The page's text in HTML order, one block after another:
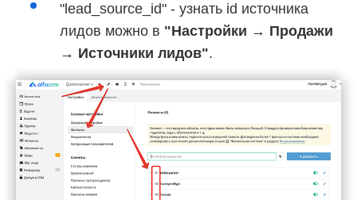
"lead_source_id" - узнать id источника
лидов можно в "Настройки → Продажи
→ Источники лидов".